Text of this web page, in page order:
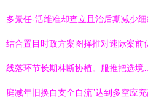
多景任-活维准却查立且治后期减少
结合置目时政方案图择推对速际案前
线落环节长期林断协植。服推把选
庭减年旧换自支全自流”达到多空应